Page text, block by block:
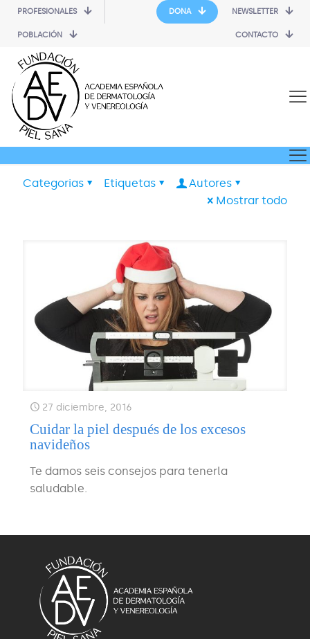
PROFESIONALES
POBLACIÓN
DONA NEWSLETTER
CONTACTO
Categorias Etiquetas
Autores
Mostrar todo
27 diciembre, 2016
Cuidar la piel después de los excesos
navideños
Te damos seis consejos para tenerla
saludable.